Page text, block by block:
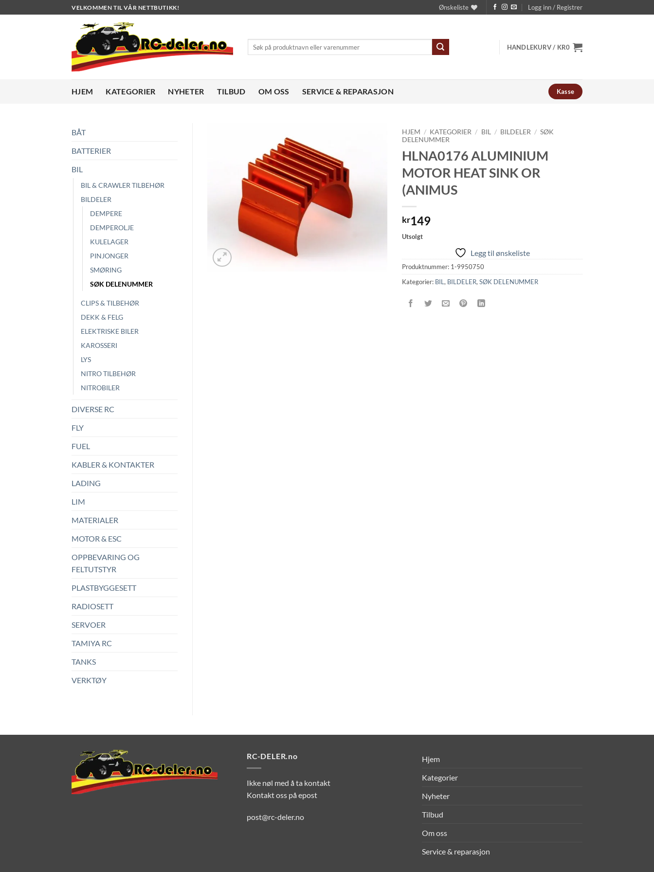
to
VELKOMMEN TIL VÅR NETTBUTIKK! Ønskeliste Logg inn / Registrer
etter:
HANDLEKURV / KR0
HJEM KATEGORIER NYHETER TILBUD OM OSS SERVICE & REPARASJON Kasse
BÅT
BATTERIER
BIL
BIL & CRAWLER TILBEHØR
BILDELER
DEMPERE
DEMPEROLJE
KULELAGER
PINJONGER
SMØRING
SØK DELENUMMER
CLIPS & TILBEHØR
DEKK & FELG
ELEKTRISKE BILER
KAROSSERI
LYS
NITRO TILBEHØR
NITROBILER
DIVERSE RC
FLY
FUEL
KABLER & KONTAKTER
LADING
LIM
MATERIALER
MOTOR & ESC
OPPBEVARING OG
FELTUTSTYR
PLASTBYGGESETT
RADIOSETT
SERVOER
TAMIYA RC
TANKS
VERKTØY
HJEM / KATEGORIER / BIL / BILDELER / SØK
DELENUMMER
HLNA0176 ALUMINIUM
MOTOR HEAT SINK OR
(ANIMUS
kr149
Utsolgt
Legg til ønskeliste
Produktnummer: 1-9950750
Kategorier: BIL, BILDELER,SØK DELENUMMER
RC-DELER.no
Ikke nøl med å ta kontakt
Kontakt oss på epost
post@rc-deler.no
Hjem
Kategorier
Nyheter
Tilbud
Om oss
Service & reparasjon